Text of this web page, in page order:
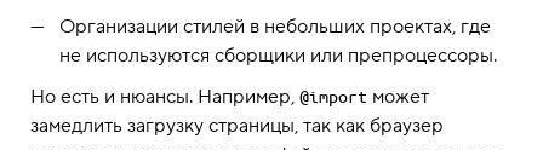
Организации стилей в небольших проектах, где
не используются сборщики или препроцессоры.
Но есть и нюансы. Например, @import может
замедлить загрузку страницы, так как браузер